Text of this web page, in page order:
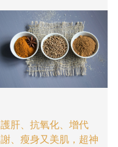
護肝、抗氧化、增代
謝、瘦身又美肌，超神